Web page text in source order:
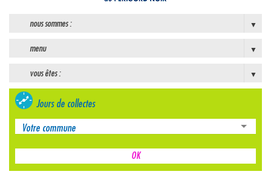
nous sommes :
menu
vous êtes :
Jours de collectes